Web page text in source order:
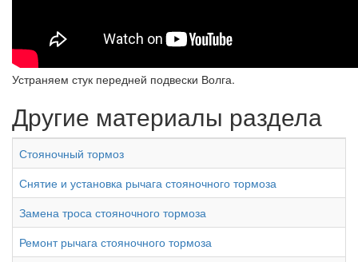
Устраняем стук передней подвески Волга.
Другие материалы раздела
Стояночный тормоз
Снятие и установка рычага стояночного тормоза
Замена троса стояночного тормоза
Ремонт рычага стояночного тормоза